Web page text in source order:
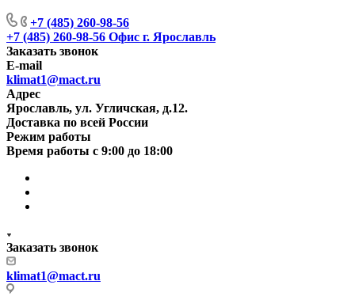
+7 (485) 260-98-56
+7 (485) 260-98-56 Офис г. Ярославль
Заказать звонок
E-mail
klimat1@mact.ru
Адрес
Ярославль, ул. Угличская, д.12.
Доставка по всей России
Режим работы
Время работы с 9:00 до 18:00
Заказать звонок
klimat1@mact.ru